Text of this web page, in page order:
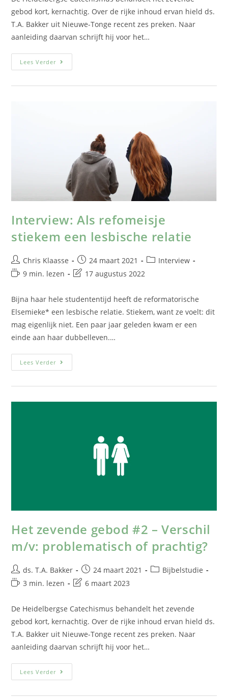
gebod kort, kernachtig. Over de rijke inhoud ervan hield ds.
T.A. Bakker uit Nieuwe-Tonge recent zes preken. Naar
aanleiding daarvan schrijft hij voor het…
Lees Verder
Interview: Als refomeisje
stiekem een lesbische relatie
Chris Klaasse 24 maart 2021
Interview
9 min. lezen
17 augustus 2022
Bijna haar hele studententijd heeft de reformatorische
Elsemieke* een lesbische relatie. Stiekem, want ze voelt: dit
mag eigenlijk niet. Een paar jaar geleden kwam er een
einde aan haar dubbelleven.…
Lees Verder
Het zevende gebod #2 – Verschil
m/v: problematisch of prachtig?
ds. T.A. Bakker 24 maart 2021
Bijbelstudie
3 min. lezen
6 maart 2023
De Heidelbergse Catechismus behandelt het zevende
gebod kort, kernachtig. Over de rijke inhoud ervan hield ds.
T.A. Bakker uit Nieuwe-Tonge recent zes preken. Naar
aanleiding daarvan schrijft hij voor het…
Lees Verder